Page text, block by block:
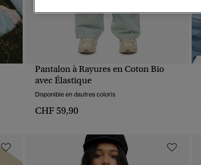
APERÇU RAPIDE
Pantalon à Rayures en Coton Bio
avec Élastique
Disponible en dautres coloris
CHF 59,90